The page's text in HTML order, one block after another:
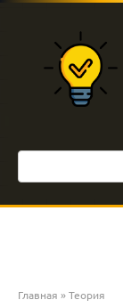
Перейти
контенту
Поиск:
Главная »Теория